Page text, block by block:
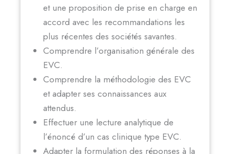
et une proposition de prise en charge en
accord avec les recommandations les
plus récentes des sociétés savantes.
Comprendre l’organisation générale des
EVC.
Comprendre la méthodologie des EVC
et adapter ses connaissances aux
attendus.
Effectuer une lecture analytique de
l’énoncé d’un cas clinique type EVC.
Adapter la formulation des réponses à la